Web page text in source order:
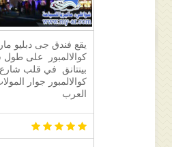
يقع فندق جى دبليو
كوالالمبور على
بينتانق في قلب
كوالالمبور جوار
العرب